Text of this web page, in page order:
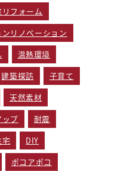
フォーム
リノベーション
温熱環境
建築探訪
子育て
天然素材
プ
耐震
DIY
ポコアポコ